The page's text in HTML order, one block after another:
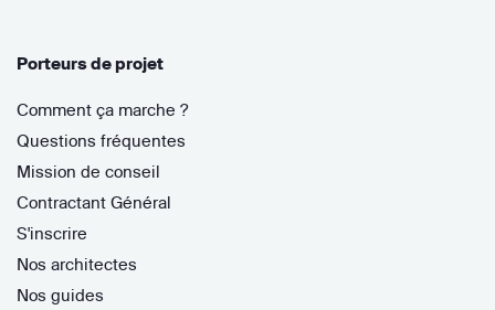
Porteurs de projet
Comment ça marche ?
Questions fréquentes
Mission de conseil
Contractant Général
S'inscrire
Nos architectes
Nos guides